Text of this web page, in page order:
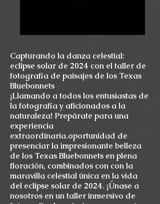
Capturando la danza celestial:
eclipse solar de 2024 con el taller de
fotografía de paisajes de los Texas
Bluebonnets
¡Llamando a todos los entusiastas de
la fotografía y aficionados a la
naturaleza! Prepárate para una
experiencia
extraordinaria.oportunidad de
presenciar la impresionante belleza
de los Texas Bluebonnets en plena
floración, combinados con con la
maravilla celestial única en la vida
del eclipse solar de 2024. ¡Únase a
nosotros en un taller inmersivo de